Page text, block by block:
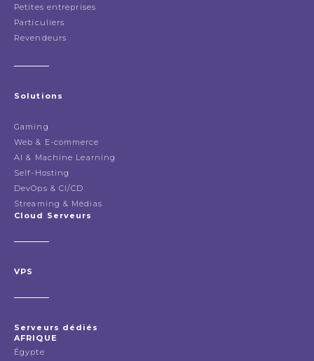
Petites entreprises
Particuliers
Revendeurs
Solutions
Gaming
Web & E-commerce
AI & Machine Learning
Self-Hosting
DevOps & CI/CD
Streaming & Médias
Cloud Serveurs
VPS
Serveurs dédiés
AFRIQUE
Égypte